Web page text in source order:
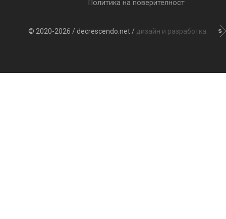
Политика на поверителност
© 2020-2026 / decrescendo.net / дизайн и разработка: